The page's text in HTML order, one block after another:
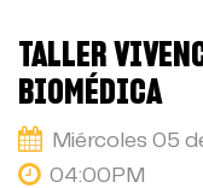
TALLER
BIOMÉDICA
Miércoles 05
04:00PM